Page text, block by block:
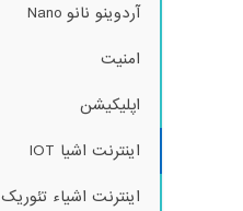
آردوینو نانو Nano
امنیت
اپلیکیشن
اینترنت اشیا IOT
اینترنت اشیاء تئوریک